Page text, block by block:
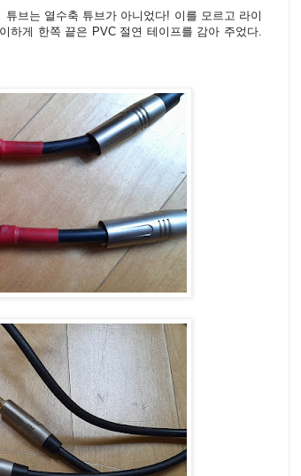
브는 열수축 튜브가 아니었다! 이를 모르고 라이
하게 한쪽 끝은 PVC 절연 테이프를 감아 주었다.